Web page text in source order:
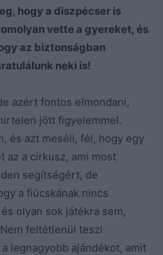
hogy a diszpécser is
vette a gyereket, és
az biztonságban
neki is!
azért fontos elmondani,
jött figyelemmel.
és azt meséli, fél, hogy egy
az a cirkusz, ami most
segítségért, de
a fiúcskának nincs
olyan sok játékra sem,
feltétlenül teszi
legnagyobb ajándékot, amit